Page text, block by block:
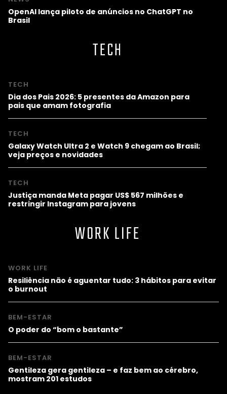
OpenAI lança piloto de anúncios no ChatGPT no
Brasil
TECH
TECH
Dia dos Pais 2026: 5 presentes da Amazon para
pais que amam fotografia
TECH
Galaxy Watch Ultra 2 e Watch 9 chegam ao Brasil;
veja preços e novidades
TECH
Justiça manda Meta pagar US$ 567 milhões e
restringir Instagram para jovens
WORK LIFE
WORK LIFE
Resiliência não é aguentar tudo: 3 hábitos para evitar
o burnout
BEM-ESTAR
O poder do “bom o bastante”
BEM-ESTAR
Gentileza gera gentileza – e faz bem ao cérebro,
mostram 201 estudos